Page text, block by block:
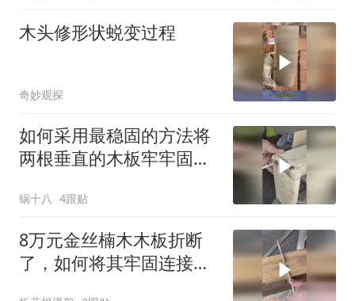
木头修形状蜕变过程
奇妙观探
如何采用最稳固的方法将
两根垂直的木板牢牢固定
锅十八 4跟贴
8万元金丝楠木木板折断
了，如何将其牢固连接起